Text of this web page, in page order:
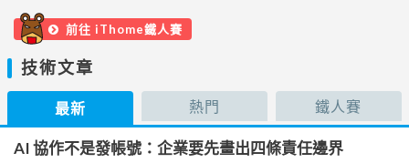
前往 iThome鐵人賽
技術文章
最新 熱門 鐵人賽
AI 協作不是發帳號：企業要先畫出四條責任邊界